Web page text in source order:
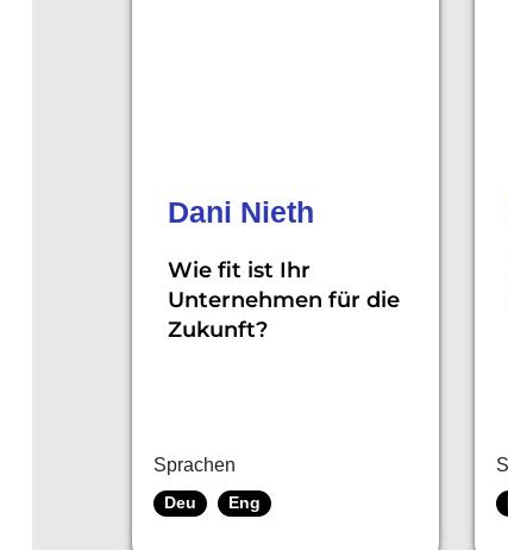
Dani Nieth
Wie fit ist Ihr
Unternehmen für die
Zukunft?
Sprachen
Deu Eng